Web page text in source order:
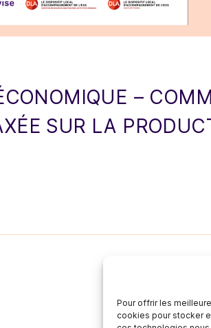
Pour offrir les
cookies pour stocker
–
SUR LA